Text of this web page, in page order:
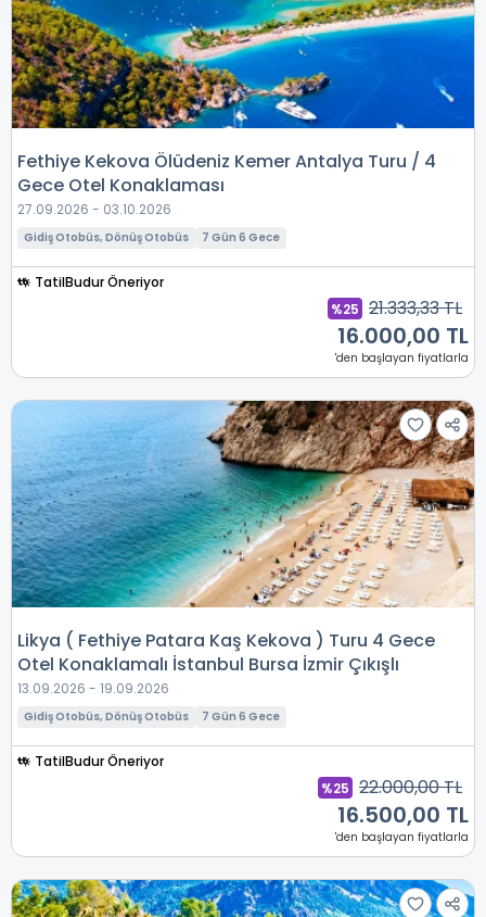
Fethiye Kekova Ölüdeniz Kemer Antalya Turu / 4
Gece Otel Konaklaması
27.09.2026 - 03.10.2026
Gidiş Otobüs, Dönüş Otobüs 7 Gün 6 Gece
TatilBudur Öneriyor
%25 21.333,33 TL
16.000,00 TL
'den başlayan fiyatlarla
Likya ( Fethiye Patara Kaş Kekova ) Turu 4 Gece
Otel Konaklamalı İstanbul Bursa İzmir Çıkışlı
13.09.2026 - 19.09.2026
Gidiş Otobüs, Dönüş Otobüs 7 Gün 6 Gece
TatilBudur Öneriyor
%25 22.000,00 TL
16.500,00 TL
'den başlayan fiyatlarla